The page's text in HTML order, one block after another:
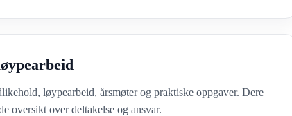
løypearbeid, årsmøter og praktiske oppgaver. Dere
oversikt over deltakelse og ansvar.